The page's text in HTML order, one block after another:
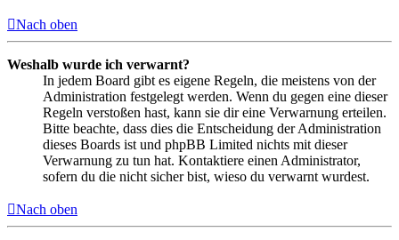
Nach oben
Weshalb wurde ich verwarnt?
In jedem Board gibt es eigene Regeln, die meistens von der
Administration festgelegt werden. Wenn du gegen eine dieser
Regeln verstoßen hast, kann sie dir eine Verwarnung erteilen.
Bitte beachte, dass dies die Entscheidung der Administration
dieses Boards ist und phpBB Limited nichts mit dieser
Verwarnung zu tun hat. Kontaktiere einen Administrator,
sofern du die nicht sicher bist, wieso du verwarnt wurdest.
Nach oben